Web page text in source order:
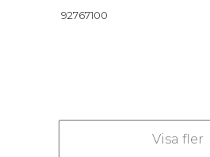
92767100
Visa fler